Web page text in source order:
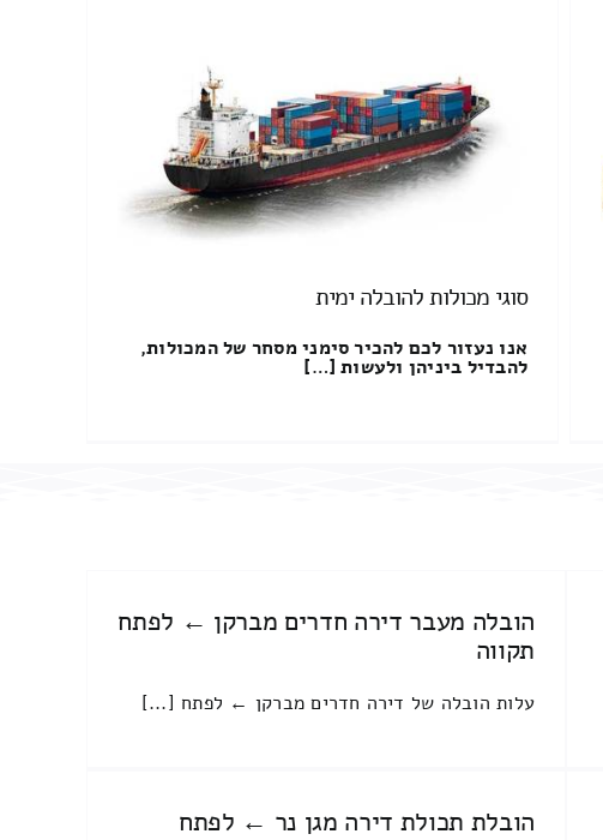
סוגי מכולות להובלה ימית
אנו נעזור לכם להכיר סימני מסחר של המכולות,
להבדיל ביניהן ולעשות […]
הובלה מעבר דירה חדרים מברקן ← לפתח
תקווה
עלות הובלה של דירה חדרים מברקן ← לפתח [...]
הובלת תכולת דירה מגן נר ← לפתח